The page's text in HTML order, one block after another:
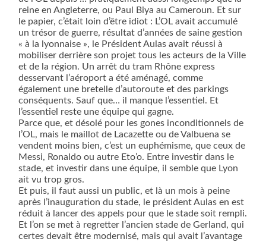
reine en Angleterre, ou Paul Biya au Cameroun. Et sur
le papier, c’était loin d’être idiot : L’OL avait accumulé
un trésor de guerre, résultat d’années de saine gestion
« à la lyonnaise », le Président Aulas avait réussi à
mobiliser derrière son projet tous les acteurs de la Ville
et de la région. Un arrêt du tram Rhône express
desservant l’aéroport a été aménagé, comme
également une bretelle d’autoroute et des parkings
conséquents. Sauf que… il manque l’essentiel. Et
l’essentiel reste une équipe qui gagne.
Parce que, et désolé pour les gones inconditionnels de
l’OL, mais le maillot de Lacazette ou de Valbuena se
vendent moins bien, c’est un euphémisme, que ceux de
Messi, Ronaldo ou autre Eto’o. Entre investir dans le
stade, et investir dans une équipe, il semble que Lyon
ait vu trop gros.
Et puis, il faut aussi un public, et là un mois à peine
après l’inauguration du stade, le président Aulas en est
réduit à lancer des appels pour que le stade soit rempli.
Et l’on se met à regretter l’ancien stade de Gerland, qui
certes devait être modernisé, mais qui avait l’avantage